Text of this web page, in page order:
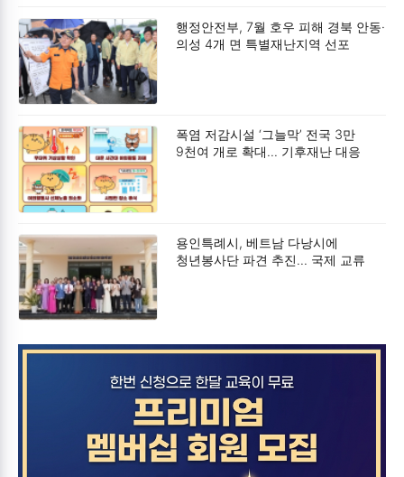
행정안전부, 7월 호우 피해 경북 안동·
의성 4개 면 특별재난지역 선포
폭염 저감시설 ‘그늘막’ 전국 3만
9천여 개로 확대… 기후재난 대응
용인특례시, 베트남 다낭시에
청년봉사단 파견 추진… 국제 교류